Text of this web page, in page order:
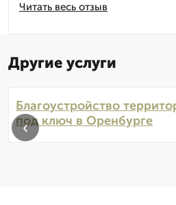
Читать весь отзыв
Другие услуги
Благоустройство
под ключ в Оренбурге
‹